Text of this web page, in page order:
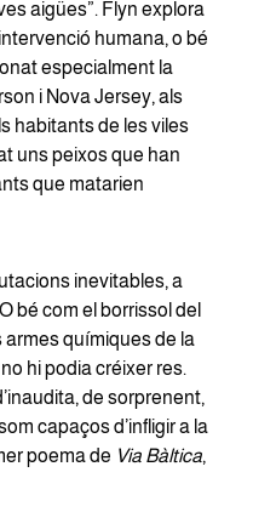
aigües”. Flyn explora
humana, o bé
especialment la
i Nova Jersey, als
habitants de les viles
uns peixos que han
que matarien
inevitables, a
bé com el borrissol del
armes químiques de la
hi podia créixer res.
de sorprenent,
capaços d’infligir a la
poema de Via Bàltica,